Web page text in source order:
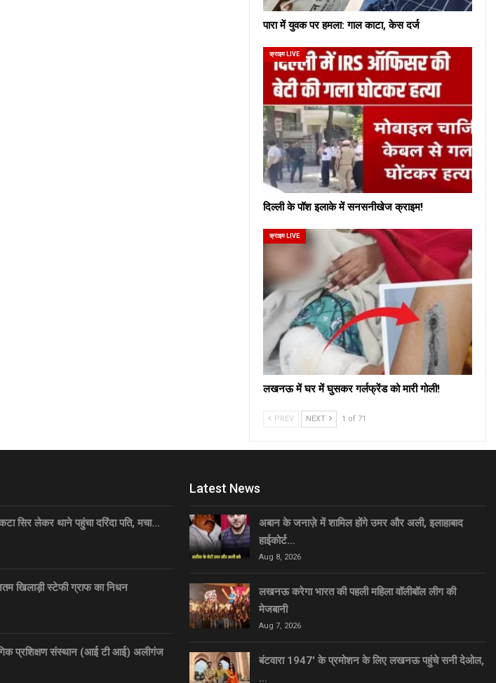
पारा में युवक पर हमला: गाल काटा, केस दर्ज
क्राइम LIVE
दिल्ली के पॉश इलाके में सनसनीखेज क्राइम!
क्राइम LIVE
लखनऊ में घर में घुसकर गर्लफ्रेंड को मारी गोली!
PREV NEXT 1 of 71
कटा सिर लेकर थाने पहुंचा दरिंदा पति, मचा…
खिलाड़ी स्टेफी ग्राफ का निधन
प्रशिक्षण संस्थान (आई टी आई) अलीगंज
Latest News
अबान के जनाज़े में शामिल होंगे उमर और अली, इलाहाबाद
हाईकोर्ट…
Aug 8, 2026
लखनऊ करेगा भारत की पहली महिला वॉलीबॉल लीग की
मेजबानी
Aug 7, 2026
बंटवारा 1947′ के प्रमोशन के लिए लखनऊ पहुंचे सनी देओल,
…